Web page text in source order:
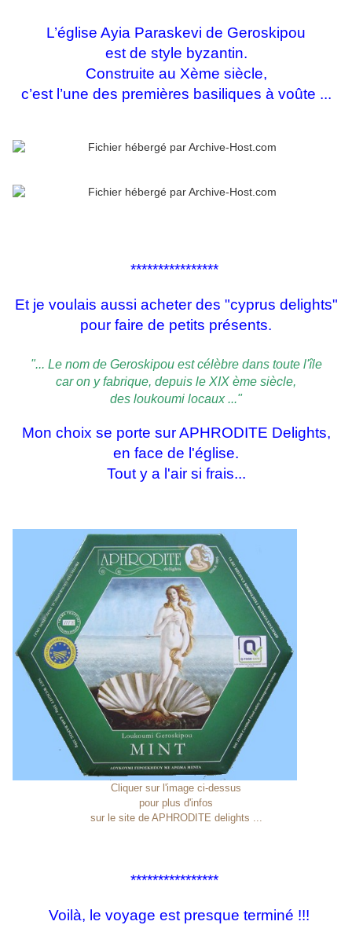
L’église Ayia Paraskevi de Geroskipou
est de style byzantin.
Construite au Xème siècle,
c’est l’une des premières basiliques à voûte ...
****************
Et je voulais aussi acheter des "cyprus delights"
pour faire de petits présents.
"... Le nom de Geroskipou est célèbre dans toute l'île
car on y fabrique, depuis le XIX ème siècle,
des loukoumi locaux ..."
Mon choix se porte sur APHRODITE Delights,
en face de l'église.
Tout y a l'air si frais...
Cliquer sur l'image ci-dessus
pour plus d'infos
sur le site de APHRODITE delights ...
****************
Voilà, le voyage est presque terminé !!!